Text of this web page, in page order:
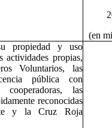
(en
propiedad y uso
actividades propias,
Voluntarios, las
pública con
las
reconocidas
y la Cruz Roja